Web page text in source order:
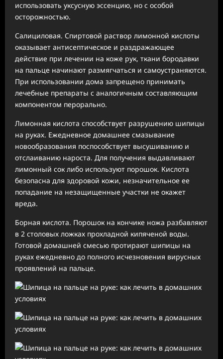
использовать уксусную эссенцию, но с особой
осторожностью.
Салициловая. Спиртовой раствор лимонной кислоты
оказывает антисептическое и раздражающее
действие при лечении на коже рук, ткани бородавки
на пальце начинают размягчаться и самоустраняются.
При использовании дома запрещено принимать
лечебные препараты с аналогичным составляющим
компонентом перорально.
Лимонная кислота способствует разрушению шипицы
на руках. Ежедневное домашнее смазывание
новообразования поспособствует высушиванию и
отслаиванию нароста. Для получения выдавливают
лимонный сок либо используют порошок. Кислота
безопасна для здоровой кожи, незначительное ее
попадание на незащищенные участки не окажет
вреда.
Борная кислота. Порошок на кончике ножа разбавляют
в 2 столовых ложках прохладной кипяченой воды.
Готовой домашней смесью протирают шипицы на
руках ежедневно до полного исчезновения вирусных
проявлений на пальце.